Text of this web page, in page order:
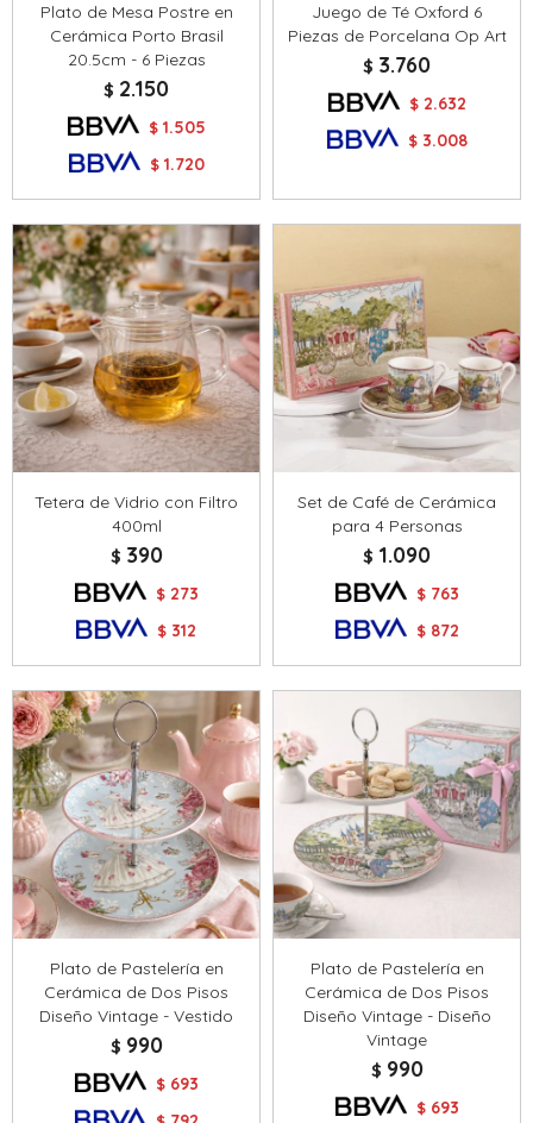
Plato de Mesa Postre en
Cerámica Porto Brasil
20.5cm - 6 Piezas
$ 2.150
$ 1.505
$ 1.720
Juego de Té Oxford 6
Piezas de Porcelana Op Art
$ 3.760
$ 2.632
$ 3.008
Tetera de Vidrio con Filtro
400ml
$ 390
$ 273
$ 312
Set de Café de Cerámica
para 4 Personas
$ 1.090
$ 763
$ 872
Plato de Pastelería en
Cerámica de Dos Pisos
Diseño Vintage - Vestido
$ 990
$ 693
Plato de Pastelería en
Cerámica de Dos Pisos
Diseño Vintage - Diseño
Vintage
$ 990
$ 693